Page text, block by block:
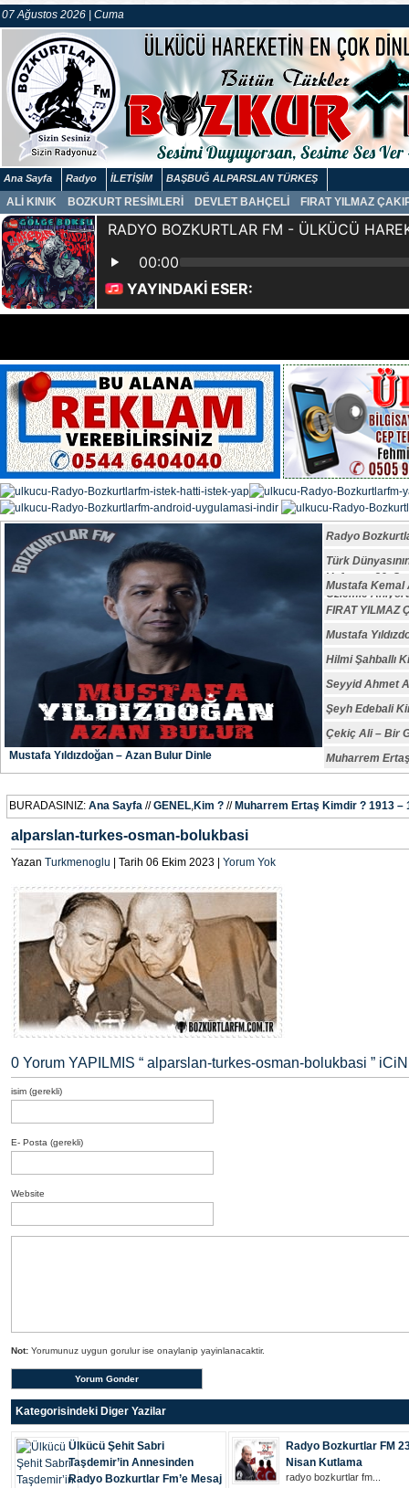
07 Ağustos 2026 | Cuma
Ana Sayfa Radyo İLETİŞİM BAŞBUĞ ALPARSLAN TÜRKEŞ
ALİ KINIK BOZKURT RESİMLERİ DEVLET BAHÇELİ FIRAT YILMAZ
Mustafa Yıldızdoğan – Azan Bulur Dinle
Radyo
Türk
Vefatının 29.
Özlemle
Mustafa Kemal
FIRAT YILMAZ
Mustafa
Hilmi Şahballı
Seyyid Ahmet
Şeyh Edebali
Çekiç Ali – Bir
Muharrem
BURADASINIZ: Ana Sayfa //GENEL,Kim ? // Muharrem Ertaş Kimdir ? 1913 –
alparslan-turkes-osman-bolukbasi
Yazan Turkmenoglu | Tarih 06 Ekim 2023 | Yorum Yok
0 Yorum YAPILMIS “ alparslan-turkes-osman-bolukbasi ” iCiN
isim (gerekli)
E- Posta (gerekli)
Website
Not: Yorumunuz uygun gorulur ise onaylanip yayinlanacaktir.
Kategorisindeki Diger Yazilar
Ülkücü Şehit Sabri
Taşdemir’in Annesinden
Radyo Bozkurtlar Fm’e Mesaj
Radyo Bozkurtlar FM
Nisan Kutlama
radyo bozkurtlar fm...